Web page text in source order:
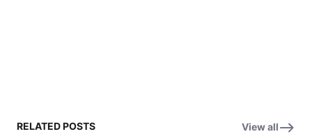
RELATED POSTS View all